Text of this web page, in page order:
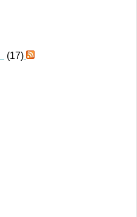
(17)